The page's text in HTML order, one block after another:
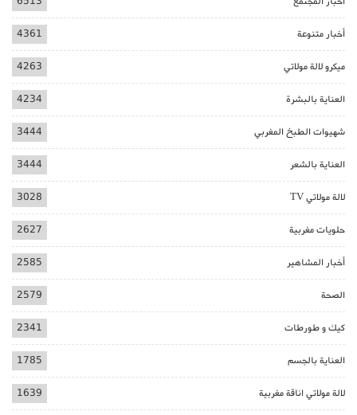
أخبار متنوعة 4361
ميكرو لالة مولاتي 4263
العناية بالبشرة 4234
شهيوات الطبخ المغربي 3444
العناية بالشعر 3444
لالة مولاتي TV 3028
حلويات مغربية 2627
أخبار المشاهير 2585
الصحة 2579
كيك و طورطات 2341
العناية بالجسم 1785
لالة مولاتي اناقة مغربية 1639